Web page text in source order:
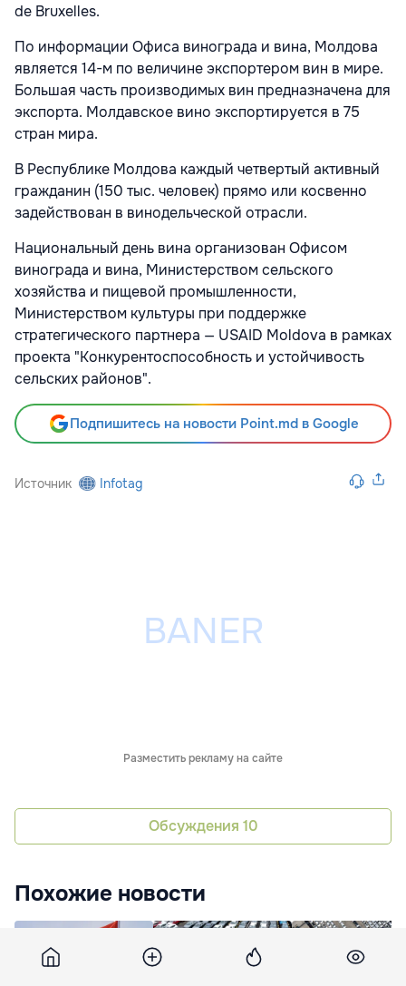
de Bruxelles.
По информации Офиса винограда и вина, Молдова
является 14-м по величине экспортером вин в мире.
Большая часть производимых вин предназначена для
экспорта. Молдавское вино экспортируется в 75
стран мира.
В Республике Молдова каждый четвертый активный
гражданин (150 тыс. человек) прямо или косвенно
задействован в винодельческой отрасли.
Национальный день вина организован Офисом
винограда и вина, Министерством сельского
хозяйства и пищевой промышленности,
Министерством культуры при поддержке
стратегического партнера — USAID Moldova в рамках
проекта "Конкурентоспособность и устойчивость
сельских районов".
Подпишитесь на новости Point.md в Google
Источник Infotag
Разместить рекламу на сайте
Обсуждения 10
Похожие новости